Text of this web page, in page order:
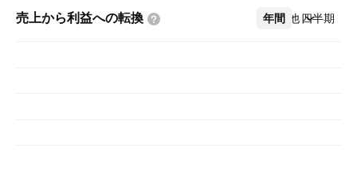
売上から利益への転換 年間 四半期
その他